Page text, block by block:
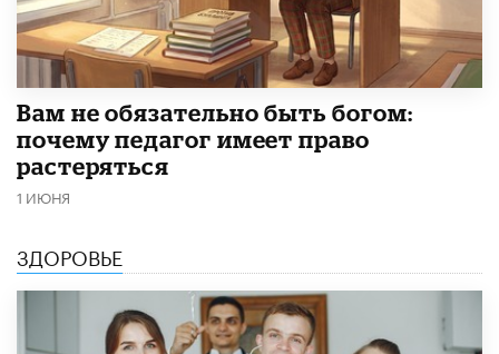
​Вам не обязательно быть богом:
почему педагог имеет право
растеряться
1 ИЮНЯ
ЗДОРОВЬЕ